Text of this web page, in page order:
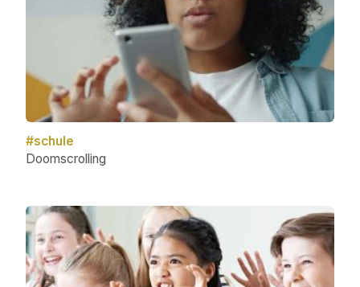
#schule
Doomscrolling